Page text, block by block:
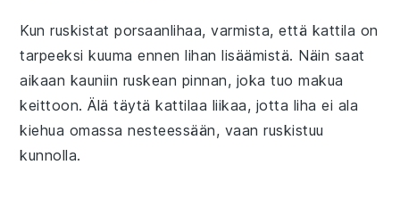
Kun ruskistatporsaanlihaa, varmista, että kattila on
tarpeeksi kuuma ennen lihan lisäämistä. Näin saat
aikaan kauniin ruskean pinnan, joka tuo makua
keittoon. Älä täytä kattilaa liikaa, jotta liha ei ala
kiehua omassa nesteessään, vaan ruskistuu
kunnolla.